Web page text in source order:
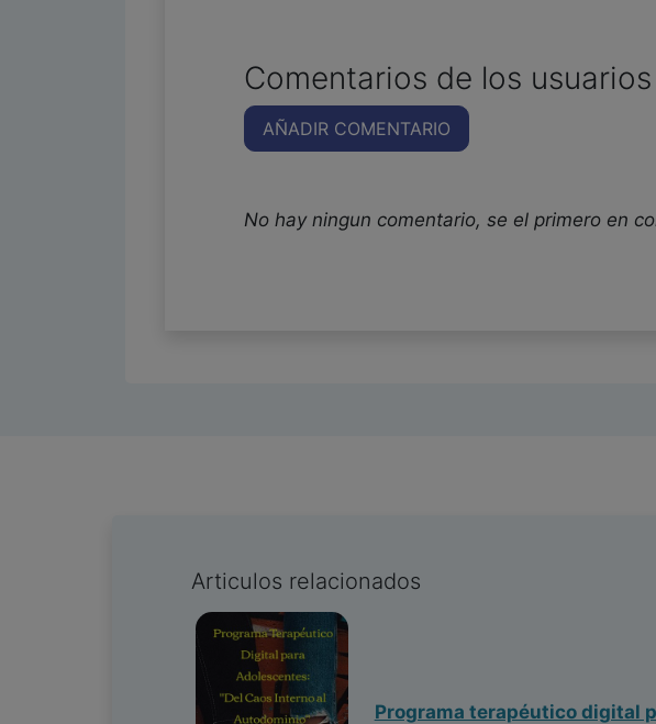
Comentarios de los usuarios
AÑADIR COMENTARIO
No hay ningun comentario, se el primero en
Articulos relacionados
Programa terapéutico digital